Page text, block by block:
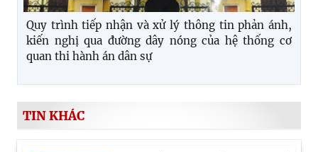
Quy trình tiếp nhận và xử lý thông tin phản ánh,
kiến nghị qua đường dây nóng của hệ thống cơ
quan thi hành án dân sự
TIN KHÁC